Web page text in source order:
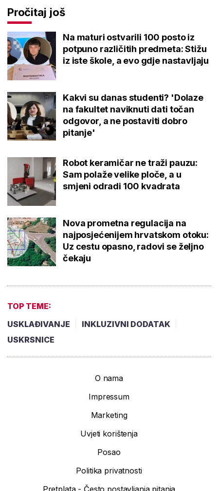
Pročitaj još
Na maturi ostvarili 100 posto iz
potpuno različitih predmeta: Stižu
iz iste škole, a evo gdje nastavljaju
Kakvi su danas studenti? 'Dolaze
na fakultet naviknuti dati točan
odgovor, a ne postaviti dobro
pitanje'
Robot keramičar ne traži pauzu:
Sam polaže velike ploče, a u
smjeni odradi 100 kvadrata
Nova prometna regulacija na
najposjećenijem hrvatskom otoku:
Uz cestu opasno, radovi se željno
čekaju
TOP TEME:
USKLAĐIVANJE
INKLUZIVNI DODATAK
USKRSNICE
O nama
Impressum
Marketing
Uvjeti korištenja
Posao
Politika privatnosti
Pretplata - Često postavljanja pitanja